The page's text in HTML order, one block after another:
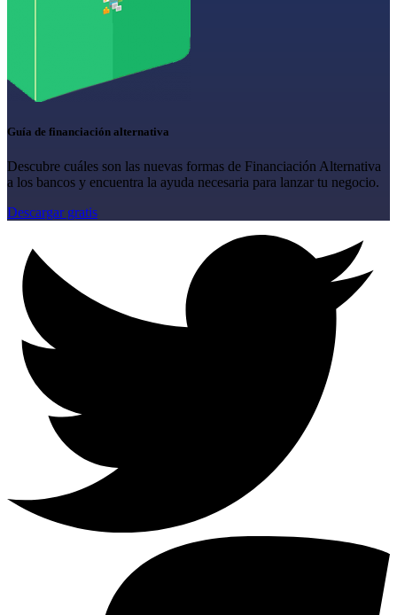
Guía de financiación alternativa
Descubre cuáles son las nuevas formas de Financiación Alternativa
a los bancos y encuentra la ayuda necesaria para lanzar tu negocio.
Descargar gratis